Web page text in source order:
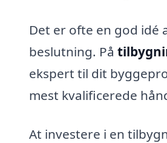
Det er ofte en god
beslutning. På
ekspert til dit
mest kvalificerede
At investere i en